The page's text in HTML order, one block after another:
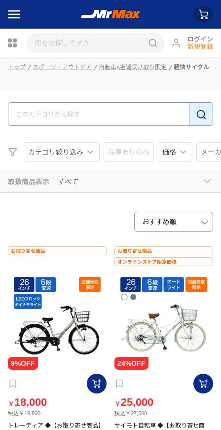
ログイン
新規登録
瓶詰
トップ スポーツ・アウトドア 自転車※店舗受け取り限定 軽快サイクル
カテゴリ絞り込み 在庫ありのみ 価格 メー
取扱商品表示 すべて
おすすめ順
お取り寄せ商品
￥ 18,000
税込￥19,800
トレーディア ◆【お取り寄せ商品】
お取り寄せ商品
オンラインストア限定価格
￥25,000
税込￥27,500
サイモト自転車 ◆【お取り寄せ商